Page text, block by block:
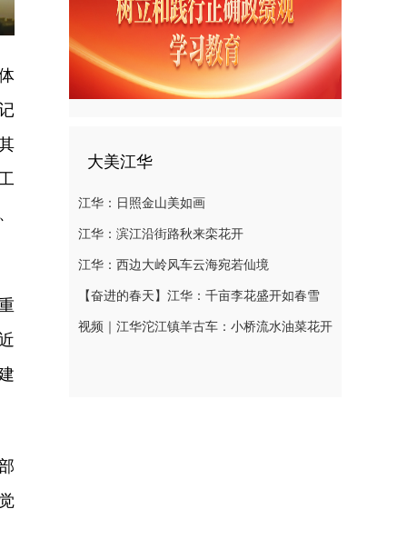
fullscreen
大美江华
江华：日照金山美如画
江华：滨江沿街路秋来栾花开
江华：西边大岭风车云海宛若仙境
【奋进的春天】江华：千亩李花盛开如春雪
视频｜江华沱江镇羊古车：小桥流水油菜花开